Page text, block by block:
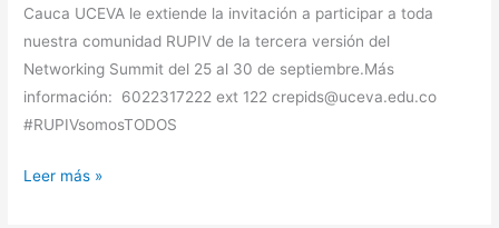
Cauca UCEVA le extiende la invitación a participar a toda
nuestra comunidad RUPIV de la tercera versión del
Networking Summit del 25 al 30 de septiembre.Más
información: 6022317222 ext 122 crepids@uceva.edu.co
#RUPIVsomosTODOS
Leer más »